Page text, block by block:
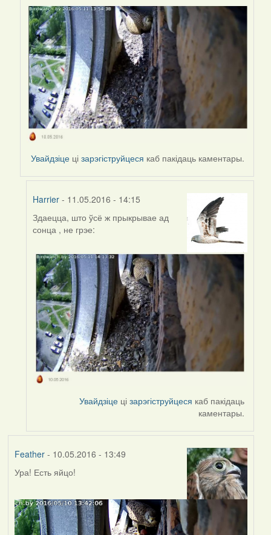
Увайдзіце цізарэгіструйцеся каб пакідаць каментары.
Harrier- 11.05.2016 - 14:15
In
reply
by
Harrier
Здаецца, што ўсё ж прыкрывае ад
сонца , не грэе:
Увайдзіце цізарэгіструйцеся каб пакідаць
каментары.
Feather- 10.05.2016 - 13:49
Ура! Есть яйцо!